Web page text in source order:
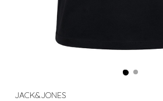
JACK&JONES